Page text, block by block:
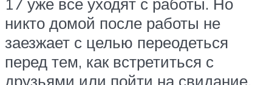
никто домой после работы не
заезжает с целью переодеться
перед тем, как встретиться с
друзьями или пойти на свидание.